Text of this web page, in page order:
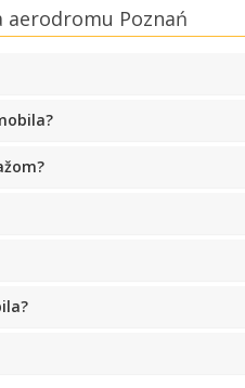
Poznań